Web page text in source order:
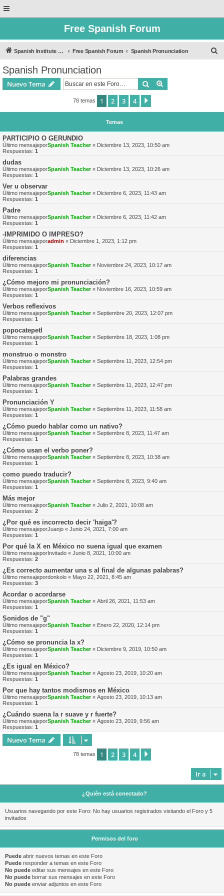
Free Spanish Forum
Spanish Institute of Puebla Free Spanish Forum Spanish Pronunciation
Spanish Pronunciation
Nuevo Tema Buscar
78 temas 1 2 3 4
Temas
PARTICIPIO O GERUNDIO
Último mensajeporSpanish Teacher« Diciembre 13, 2023, 10:50 am
Respuestas: 1
dudas
Último mensajeporSpanish Teacher« Diciembre 13, 2023, 10:26 am
Respuestas: 1
Ver u observar
Último mensajeporSpanish Teacher« Diciembre 6, 2023, 11:43 am
Respuestas: 1
Padre
Último mensajeporSpanish Teacher« Diciembre 6, 2023, 11:42 am
Respuestas: 1
-IMPRIMIDO O IMPRESO?
Último mensajeporadmin « Diciembre 1, 2023, 1:12 pm
Respuestas: 1
diferencias
Último mensajeporSpanish Teacher« Noviembre 24, 2023, 10:17 am
Respuestas: 1
¿Cómo mejoro mi pronunciación?
Último mensajeporSpanish Teacher« Noviembre 16, 2023, 10:59 am
Respuestas: 1
Verbos reflexivos
Último mensajeporSpanish Teacher« Septiembre 20, 2023, 12:07 pm
Respuestas: 1
popocatepetl
Último mensajeporSpanish Teacher« Septiembre 18, 2023, 1:08 pm
Respuestas: 1
monstruo o monstro
Último mensajeporSpanish Teacher« Septiembre 11, 2023, 12:54 pm
Respuestas: 1
Palabras grandes
Último mensajeporSpanish Teacher« Septiembre 11, 2023, 12:47 pm
Respuestas: 1
Pronunciación Y
Último mensajeporSpanish Teacher« Septiembre 11, 2023, 11:58 am
Respuestas: 1
¿Cómo puedo hablar como un nativo?
Último mensajeporSpanish Teacher« Septiembre 8, 2023, 11:47 am
Respuestas: 1
¿Cómo usan el verbo poner?
Último mensajeporSpanish Teacher« Septiembre 8, 2023, 10:38 am
Respuestas: 1
como puedo traducir?
Último mensajeporSpanish Teacher« Septiembre 8, 2023, 9:40 am
Respuestas: 1
Más mejor
Último mensajeporSpanish Teacher« Julio 2, 2021, 10:08 am
Respuestas: 2
¿Por qué es incorrecto decir 'haiga'?
Último mensajeporJuanjo « Junio 24, 2021, 7:00 am
Respuestas: 1
Por qué la X en México no suena igual que examen
Último mensajeporInvitado « Junio 8, 2021, 10:00 am
Respuestas: 2
¿Es correcto aumentar una s al final de algunas palabras?
Último mensajepordonkolo « Mayo 22, 2021, 8:45 am
Respuestas: 3
Acordar o acordarse
Último mensajeporSpanish Teacher« Abril 26, 2021, 11:53 am
Respuestas: 1
Sonidos de "g"
Último mensajeporSpanish Teacher« Enero 22, 2020, 12:14 pm
Respuestas: 1
¿Cómo se pronuncia la x?
Último mensajeporSpanish Teacher« Diciembre 9, 2019, 10:50 am
Respuestas: 1
¿Es igual en México?
Último mensajeporSpanish Teacher« Agosto 23, 2019, 10:20 am
Respuestas: 1
Por que hay tantos modismos en México
Último mensajeporSpanish Teacher« Agosto 23, 2019, 10:13 am
Respuestas: 1
¿Cuándo suena la r suave y r fuerte?
Último mensajeporSpanish Teacher« Agosto 23, 2019, 9:56 am
Respuestas: 1
Nuevo Tema
78 temas 1 2 3 4
Ir a
¿Quién está conectado?
Usuarios navegando por este Foro: No hay usuarios registrados visitando el Foro y 5
invitados
Permisos del foro
Puede abrir nuevos temas en este Foro
Puede responder a temas en este Foro
No puede editar sus mensajes en este Foro
No puede borrar sus mensajes en este Foro
No puede enviar adjuntos en este Foro